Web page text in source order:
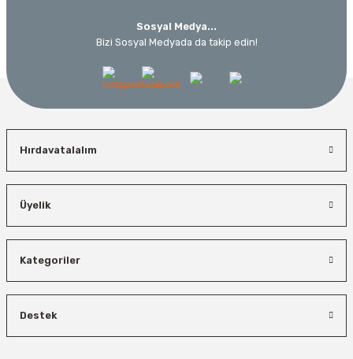
Sosyal Medya...
Bizi Sosyal Medyada da takip edin!
Hırdavatalalım
Üyelik
Kategoriler
Destek